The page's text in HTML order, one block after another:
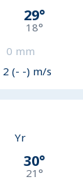
29°
18°
0 mm
2 (- -) m/s
Yr
30°
21 °